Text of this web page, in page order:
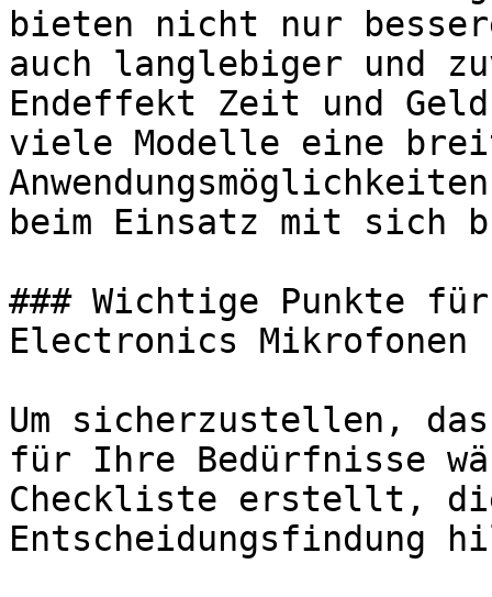
bieten nicht nur
auch langlebiger und
Endeffekt Zeit und
viele Modelle eine
beim Einsatz mit sich
### Wichtige Punkte
Electronics Mikrofonen
Um sicherzustellen,
für Ihre Bedürfnisse
Checkliste erstellt,
Entscheidungsfindung